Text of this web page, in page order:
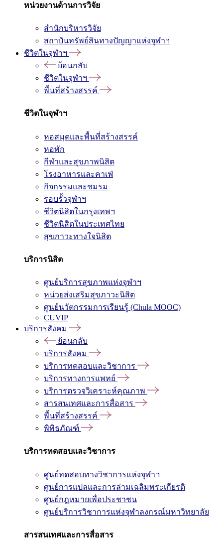
หน่วยงานด้านการวิจัย
สำนักบริหารวิจัย
สถาบันทรัพย์สินทางปัญญาแห่งจุฬาฯ
ชีวิตในจุฬาฯ
ย้อนกลับ
ชีวิตในจุฬาฯ
พื้นที่สร้างสรรค์
ชีวิตในจุฬาฯ
หอสมุดและพื้นที่สร้างสรรค์
หอพัก
กีฬาและสุขภาพนิสิต
โรงอาหารและคาเฟ่
กิจกรรมและชมรม
รอบรั้วจุฬาฯ
ชีวิตนิสิตในกรุงเทพฯ
ชีวิตนิสิตในประเทศไทย
สุขภาวะทางใจนิสิต
บริการนิสิต
ศูนย์บริการสุขภาพแห่งจุฬาฯ
หน่วยส่งเสริมสุขภาวะนิสิต
ศูนย์นวัตกรรมการเรียนรู้ (Chula MOOC)
CUVIP
บริการสังคม
ย้อนกลับ
บริการสังคม
บริการทดสอบและวิชาการ
บริการทางการแพทย์
บริการตรวจวิเคราะห์คุณภาพ
สารสนเทศและการสื่อสาร
พื้นที่สร้างสรรค์
พิพิธภัณฑ์
บริการทดสอบและวิชาการ
ศูนย์ทดสอบทางวิชาการแห่งจุฬาฯ
ศูนย์การแปลและการล่ามเฉลิมพระเกียรติ
ศูนย์กฎหมายเพื่อประชาชน
ศูนย์บริการวิชาการแห่งจุฬาลงกรณ์มหาวิทยาลัย
สารสนเทศและการสื่อสาร